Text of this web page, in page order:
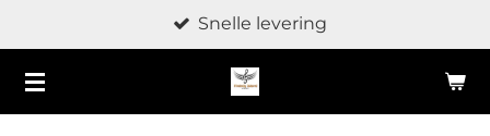
direct
naar
de
Snelle levering